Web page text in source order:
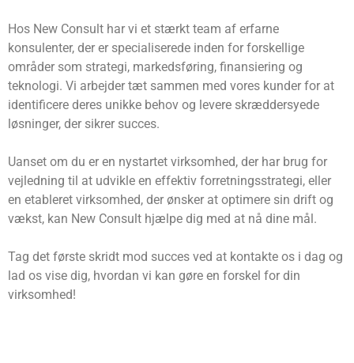
Hos New Consult har vi et stærkt team af erfarne
konsulenter, der er specialiserede inden for forskellige
områder som strategi, markedsføring, finansiering og
teknologi. Vi arbejder tæt sammen med vores kunder for at
identificere deres unikke behov og levere skræddersyede
løsninger, der sikrer succes.
Uanset om du er en nystartet virksomhed, der har brug for
vejledning til at udvikle en effektiv forretningsstrategi, eller
en etableret virksomhed, der ønsker at optimere sin drift og
vækst, kan New Consult hjælpe dig med at nå dine mål.
Tag det første skridt mod succes ved at kontakte os i dag og
lad os vise dig, hvordan vi kan gøre en forskel for din
virksomhed!